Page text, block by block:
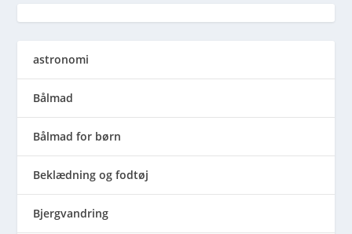
astronomi
Bålmad
Bålmad for børn
Beklædning og fodtøj
Bjergvandring